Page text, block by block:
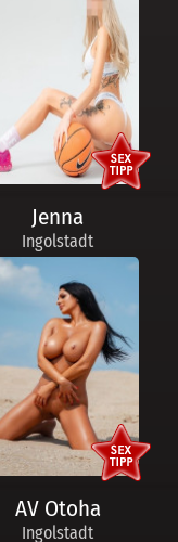
Jenna
Ingolstadt
AV Otoha
Ingolstadt